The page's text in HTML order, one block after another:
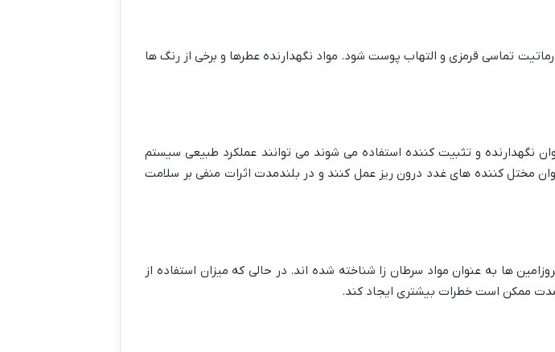
تماسی قرمزی و التهاب پوست شود. مواد نگهدارنده عطرها و برخی از رنگ ها
نگهدارنده و تثبیت کننده استفاده می شوند می توانند عملکرد طبیعی سیستم
مختل کننده های غدد درون ریز عمل کنند و در بلندمدت اثرات منفی بر سلامت
ها به عنوان مواد سرطان زا شناخته شده اند. در حالی که میزان استفاده از
ممکن است خطرات بیشتری ایجاد کند.